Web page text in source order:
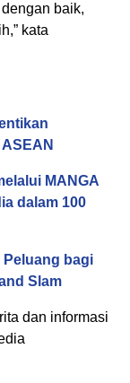
baik,
kata
MANGA
dalam 100
Peluang bagi
Slam
dan informasi